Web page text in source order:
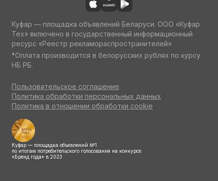
Куфар — площадка объявлений Беларуси. ООО «Куфар
Тех» включено в государственный информационный
ресурс «Реестр рекламораспространителей»
*Оплата производится в белорусских рублях по курсу
НБ РБ.
Пользовательское соглашение
Политика обработки персональных данных
Политика в отношении обработки cookie
Куфар — площадка объявлений №1
по итогам потребительского голосования на конкурсе
«Бренд года» в 2023